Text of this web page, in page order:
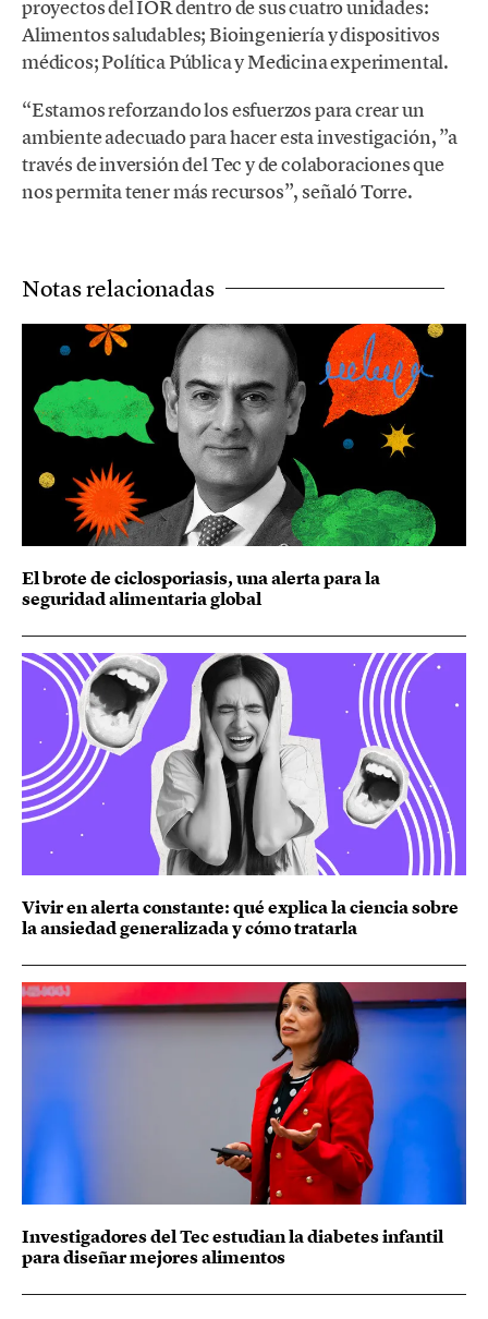
proyectos del IOR dentro de sus cuatro unidades:
Alimentos saludables; Bioingeniería y dispositivos
médicos; Política Pública y Medicina experimental.
“Estamos reforzando los esfuerzos para crear un
ambiente adecuado para hacer esta investigación, ”a
través de inversión del Tec y de colaboraciones que
nos permita tener más recursos”, señaló Torre.
Notas relacionadas
El brote de ciclosporiasis, una alerta para la
seguridad alimentaria global
Vivir en alerta constante: qué explica la ciencia sobre
la ansiedad generalizada y cómo tratarla
Investigadores del Tec estudian la diabetes infantil
para diseñar mejores alimentos